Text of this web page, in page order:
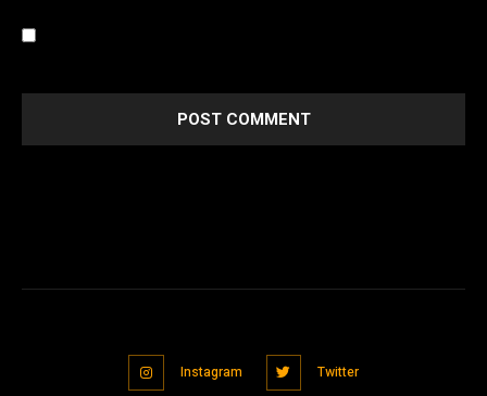
Instagram Twitter